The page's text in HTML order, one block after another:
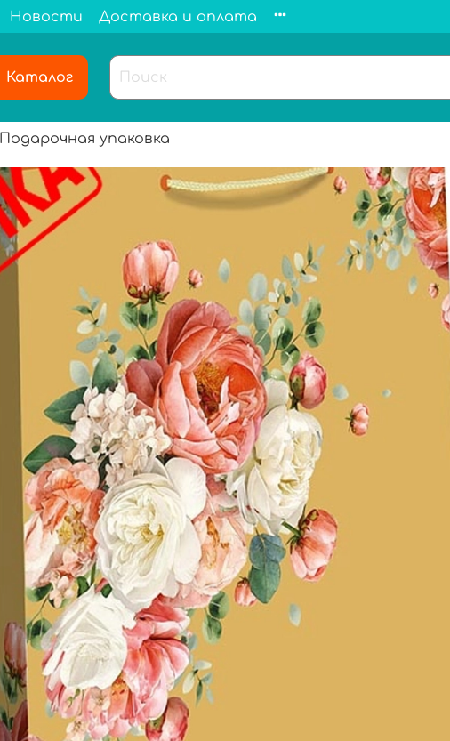
Новости Доставка и оплата
Каталог
Подарочная упаковка